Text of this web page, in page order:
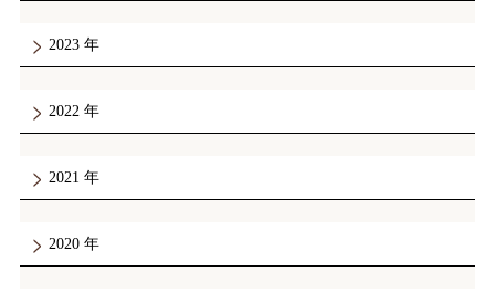
2023
2022
2021
2020